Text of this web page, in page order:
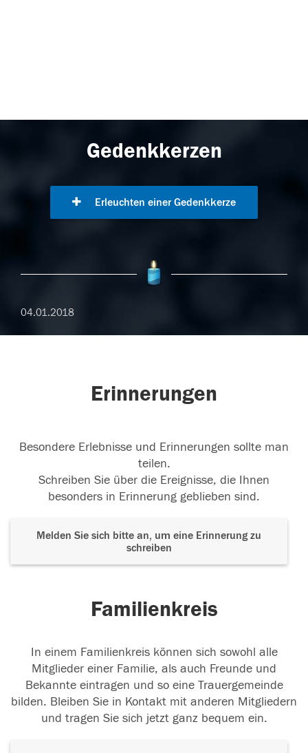
Gedenkkerzen
Erleuchten einer Gedenkkerze
04.01.2018
Erinnerungen
Besondere Erlebnisse und Erinnerungen sollte man
teilen.
Schreiben Sie über die Ereignisse, die Ihnen
besonders in Erinnerung geblieben sind.
Melden Sie sich bitte an, um eine Erinnerung zu
schreiben
Familienkreis
In einem Familienkreis können sich sowohl alle
Mitglieder einer Familie, als auch Freunde und
Bekannte eintragen und so eine Trauergemeinde
bilden. Bleiben Sie in Kontakt mit anderen Mitgliedern
und tragen Sie sich jetzt ganz bequem ein.